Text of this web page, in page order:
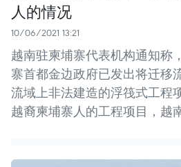
人的情况
10/06/2021 13:21
越南驻柬埔寨代表机构通知称
寨首都金边政府已发出将迁移
流域上非法建造的浮筏式工程
越裔柬埔寨人的工程项目，越